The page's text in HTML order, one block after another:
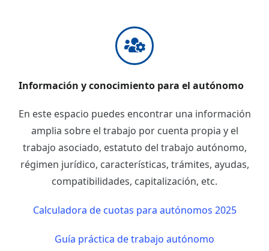
Información y conocimiento para el autónomo
En este espacio puedes encontrar una información
amplia sobre el trabajo por cuenta propia y el
trabajo asociado, estatuto del trabajo autónomo,
régimen jurídico, características, trámites, ayudas,
compatibilidades, capitalización, etc.
Calculadora de cuotas para autónomos 2025
Guía práctica de trabajo autónomo